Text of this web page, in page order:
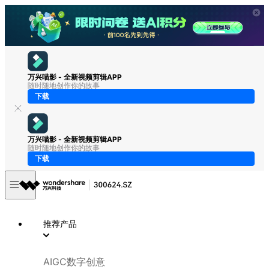
万兴喵影 - 全新视频剪辑APP
随时随地创作你的故事
下载
万兴喵影 - 全新视频剪辑APP
随时随地创作你的故事
下载
推荐产品
AIGC数字创意